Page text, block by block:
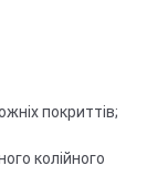
покриттів;
колійного